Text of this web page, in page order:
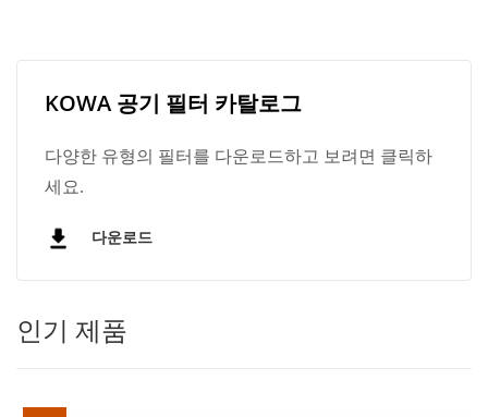
KOWA 공기 필터 카탈로그
다양한 유형의 필터를 다운로드하고 보려면 클릭하
세요.
다운로드
인기 제품